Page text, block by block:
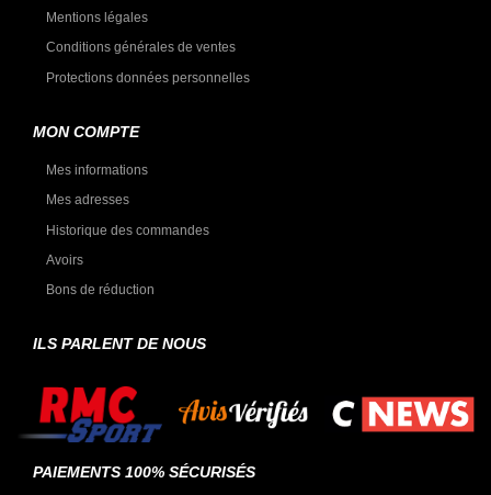
Mentions légales
Conditions générales de ventes
Protections données personnelles
MON COMPTE
Mes informations
Mes adresses
Historique des commandes
Avoirs
Bons de réduction
ILS PARLENT DE NOUS
PAIEMENTS 100% SÉCURISÉS